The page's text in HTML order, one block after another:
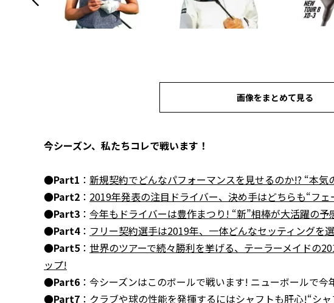
画像をまとめて見る
今シーズン、私たちコレで戦います！
●Part1 ： 新規契約でどんなパフォーマンスを見せるのか!? “本気
●Part2 ： 2019年発表の注目ドライバー、決め手はどちらも“フェ
●Part3 ： 今年もドライバーは豊作まつり! “新”相棒が大活躍の
●Part4： フリー契約選手は2019年、一体どんなセッティングを
●Part5 ： 世界のツアーで続々勝利を挙げる、テーラーメイドの
ップ!
●Part6 ：今シーズンはこのボールで戦います! ニューボールで
●Part7 ： クラブや球の性能を発揮するにはシャフトも肝心!“シ